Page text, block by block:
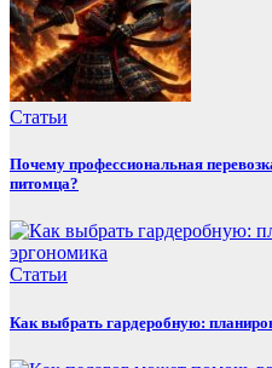
Статьи
Почему профессиональная
питомца?
Статьи
Как выбрать гардеробную: